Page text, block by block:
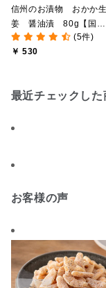
信州のお漬物 おかか生
姜 醤油漬 80g【国産
しょうが使用】 (5件)
￥ 530
最近チェックした
お客様の声